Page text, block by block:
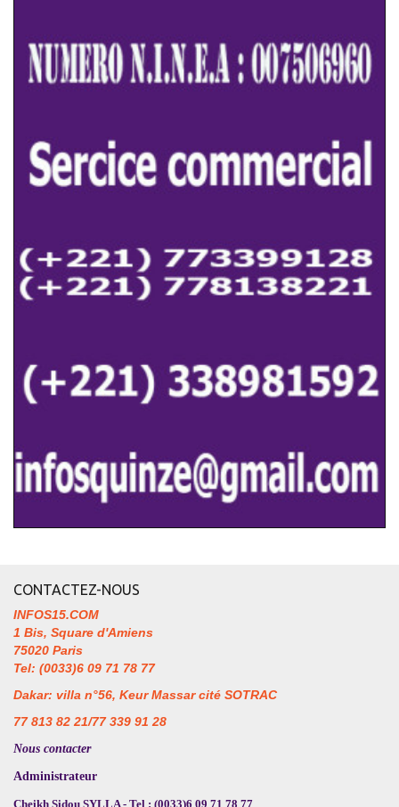
CONTACTEZ-NOUS
INFOS15.COM
1 Bis, Square d'Amiens
75020 Paris
Tel: (0033)6 09 71 78 77
Dakar: villa n°56, Keur Massar cité SOTRAC
77 813 82 21/77 339 91 28
Nous contacter
Administrateur
Cheikh Sidou SYLLA - Tel : (0033)6 09 71 78 77